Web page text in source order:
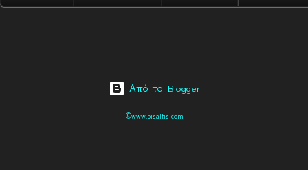
Από το Blogger
©www.bisaltis.com